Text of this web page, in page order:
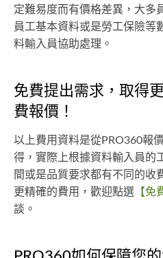
定難易度而有價格差異，大多
員工基本資料或是勞工保險等
料輸入員協助處理。
免費提出需求，取得
費報價！
以上費用資料是從PRO360報
得，實際上根據資料輸入員的
間或是品質要求都有不同的收
更精確的費用，歡迎點選 【免
談。